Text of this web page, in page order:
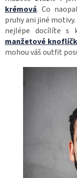
krémová. Co
pruhy ani jiné
nejlépe docílíte s
manžetové
mohou váš outfit